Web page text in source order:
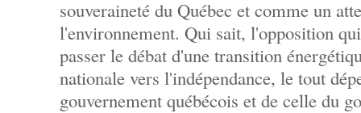
souveraineté du Québec et comme un
l'environnement. Qui sait, l'opposition
passer le débat d'une transition
nationale vers l'indépendance, le tout
gouvernement québécois et de celle du